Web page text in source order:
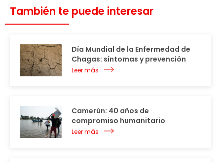
También te puede interesar
Día Mundial de la Enfermedad de
Chagas: síntomas y prevención
Leer más
Camerún: 40 años de
compromiso humanitario
Leer más